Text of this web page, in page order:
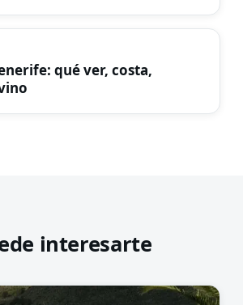
qué ver, costa,
interesarte